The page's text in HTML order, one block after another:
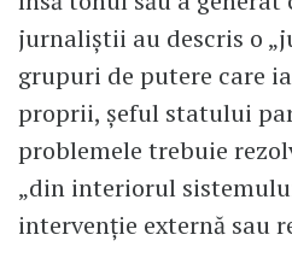
jurnaliștii au descris o
grupuri de putere care
proprii, șeful statului
problemele trebuie
„din interiorul
intervenție externă sau